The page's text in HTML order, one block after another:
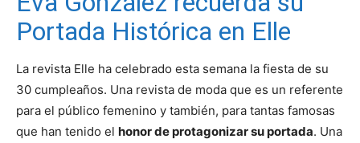
Curiosas
del
Portada Histórica en Elle
La revista Elle ha celebrado esta semana la fiesta de su
30 cumpleaños. Una revista de moda que es un referente
para el público femenino y también, para tantas famosas
que han tenido el honor de protagonizar su portada. Una